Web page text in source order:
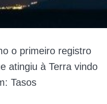
o primeiro registro
atingiu à Terra vindo
Tasos